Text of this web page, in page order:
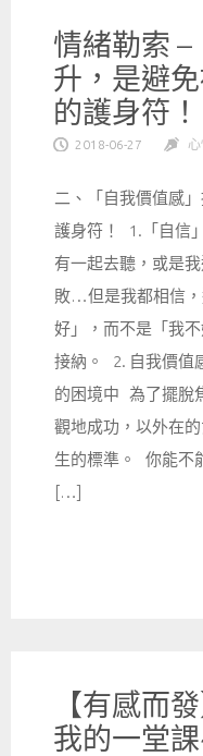
情緒勒索 –
升，是避免
的護身符！
2018-06-27
二、「自我價值感
護身符！ 1.「自信
有一起去聽，或是
敗…但是我都相信
好」，而不是「我
接納。 2. 自我價值
的困境中 為了擺脫
觀地成功，以外在
生的標準。 你能不
[…]
【有感而
我的一堂